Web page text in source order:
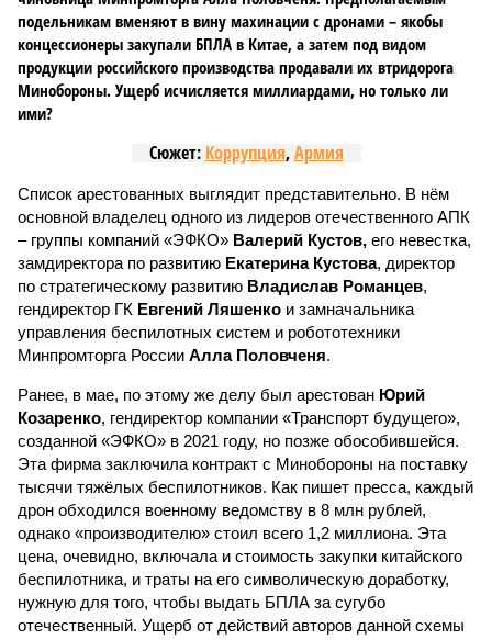
подельникам вменяют в вину махинации с дронами – якобы
концессионеры закупали БПЛА в Китае, а затем под видом
продукции российского производства продавали их втридорога
Минобороны. Ущерб исчисляется миллиардами, но только ли
ими?
Сюжет: Коррупция,Армия
Список арестованных выглядит представительно. В нём
основной владелец одного из лидеров отечественного АПК
– группы компаний «ЭФКО» Валерий Кустов, его невестка,
замдиректора по развитию Екатерина Кустова, директор
по стратегическому развитию Владислав Романцев,
гендиректор ГК Евгений Ляшенко и замначальника
управления беспилотных систем и робототехники
Минпромторга России Алла Половченя.
Ранее, в мае, по этому же делу был арестован Юрий
Козаренко, гендиректор компании «Транспорт будущего»,
созданной «ЭФКО» в 2021 году, но позже обособившейся.
Эта фирма заключила контракт с Минобороны на поставку
тысячи тяжёлых беспилотников. Как пишет пресса, каждый
дрон обходился военному ведомству в 8 млн рублей,
однако «производителю» стоил всего 1,2 миллиона. Эта
цена, очевидно, включала и стоимость закупки китайского
беспилотника, и траты на его символическую доработку,
нужную для того, чтобы выдать БПЛА за сугубо
отечественный. Ущерб от действий авторов данной схемы